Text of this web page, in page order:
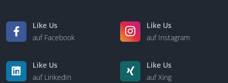
Like Us
auf Facebook
Like Us
auf Instagram
Like Us
auf LinkedIn
Like Us
auf Xing